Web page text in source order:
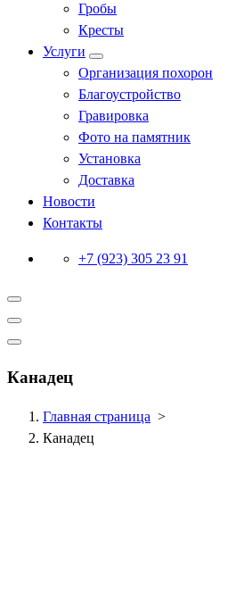
Гробы
Кресты
Услуги
Организация похорон
Благоустройство
Гравировка
Фото на памятник
Установка
Доставка
Новости
Контакты
+7 (923) 305 23 91
Канадец
Главная страница >
Канадец